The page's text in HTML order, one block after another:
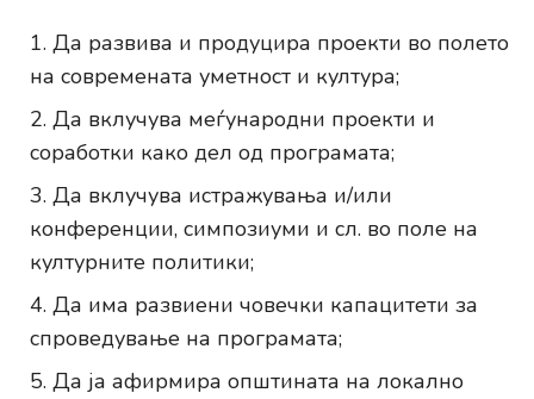
Да развива и продуцира проекти во полето
на современата уметност и култура;
Да вклучува меѓународни проекти и
соработки како дел од програмата;
Да вклучува истражувања и/или
конференции, симпозиуми и сл. во поле на
културните политики;
Да има развиени човечки капацитети за
спроведување на програмата;
Да ја афирмира општината на локално